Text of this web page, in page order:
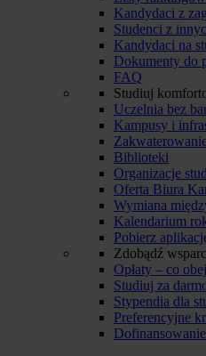
Kandydaci z
Studenci z
Kandydaci na
Dokumenty do
FAQ
Studiuj
Uczelnia bez
Kampusy i
Biblioteki
Organizacje
Oferta Biura
Wymiana
Kalendarium
Pobierz
Zdobądź
Opłaty – co
Studiuj za
Stypendia dla
Preferencyjne